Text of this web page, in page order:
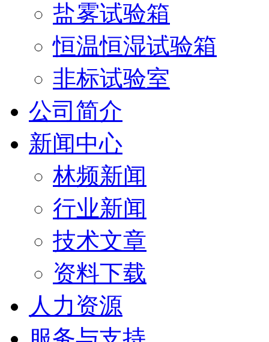
盐雾试验箱
恒温恒湿试验箱
非标试验室
公司简介
新闻中心
林频新闻
行业新闻
技术文章
资料下载
人力资源